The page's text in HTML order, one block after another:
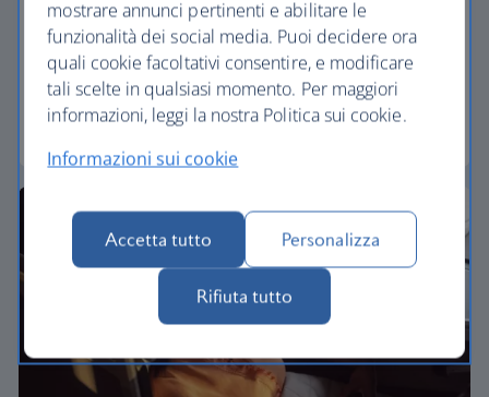
Scopri la nostra cabina World Traveller Plus e
concediti un posto più ampio e più spazio per le
gambe in una cabina separata e più silenziosa.
World Traveller Plus
mostrare annunci pertinenti e abilitare le
funzionalità dei social media. Puoi decidere ora
quali cookie facoltativi consentire, e modificare
tali scelte in qualsiasi momento. Per maggiori
informazioni, leggi la nostra Politica sui cookie.
Informazioni sui cookie
Accetta tutto Personalizza
Rifiuta tutto